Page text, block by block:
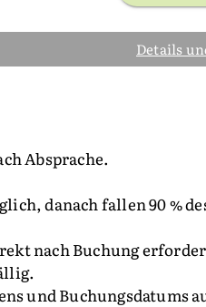
Details
Absprache.
danach fallen 90 %
nach Buchung
und Buchungsdatums